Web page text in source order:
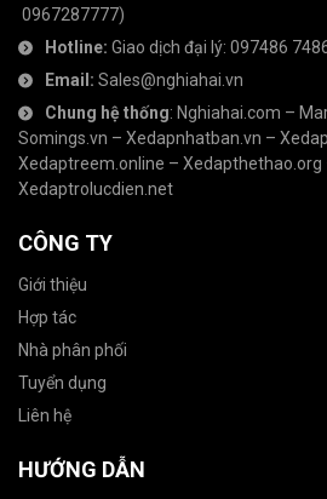
0967287777)
Hotline: Giao dịch đại lý: 097486
Email: Sales@nghiahai.vn
Chung hệ thống: Nghiahai.com –
Somings.vn – Xedapnhatban.vn –
Xedaptreem.online – Xedapthethao.org
Xedaptrolucdien.net
CÔNG TY
Giới thiệu
Hợp tác
Nhà phân phối
Tuyển dụng
Liên hệ
HƯỚNG DẪN